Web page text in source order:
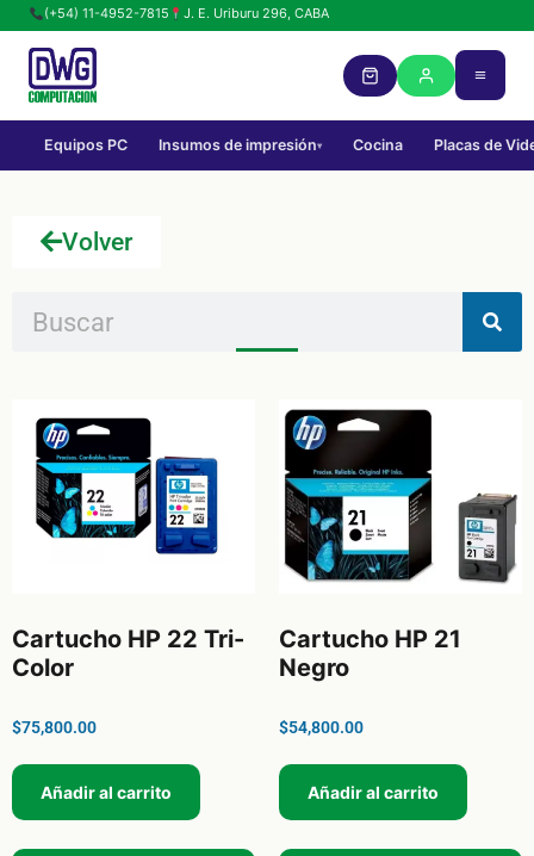
(+54) 11-4952-7815 J. E. Uriburu 296, CABA
Equipos PC Insumos de impresión▾ Cocina Placas de
Volver
Cartucho HP 22 Tri-
Color
$75,800.00
Añadir al carrito
Cartucho HP 21
Negro
$54,800.00
Añadir al carrito